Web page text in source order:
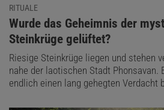
RITUALE
:
Wurde das Geheimnis der
Steinkrüge gelüftet?
Riesige Steinkrüge liegen und stehen
nahe der laotischen Stadt Phonsavan.
endlich einen lang gehegten Verdacht